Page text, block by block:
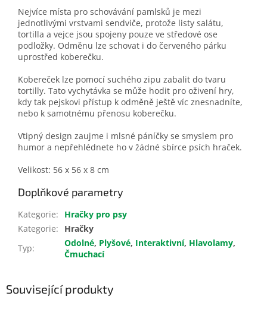
Nejvíce místa pro schovávání pamlsků je mezi
jednotlivými vrstvami sendviče, protože listy salátu,
tortilla a vejce jsou spojeny pouze ve středové ose
podložky. Odměnu lze schovat i do červeného párku
uprostřed koberečku.
Kobereček lze pomocí suchého zipu zabalit do tvaru
tortilly. Tato vychytávka se může hodit pro oživení hry,
kdy tak pejskovi přístup k odměně ještě víc znesnadníte,
nebo k samotnému přenosu koberečku.
Vtipný design zaujme i mlsné páníčky se smyslem pro
humor a nepřehlédnete ho v žádné sbírce psích hraček.
Velikost: 56 x 56 x 8 cm
Doplňkové parametry
Kategorie:
Hračky pro psy
Kategorie:
Hračky
Typ: Odolné, Plyšové, Interaktivní, Hlavolamy,
Čmuchací
Související produkty